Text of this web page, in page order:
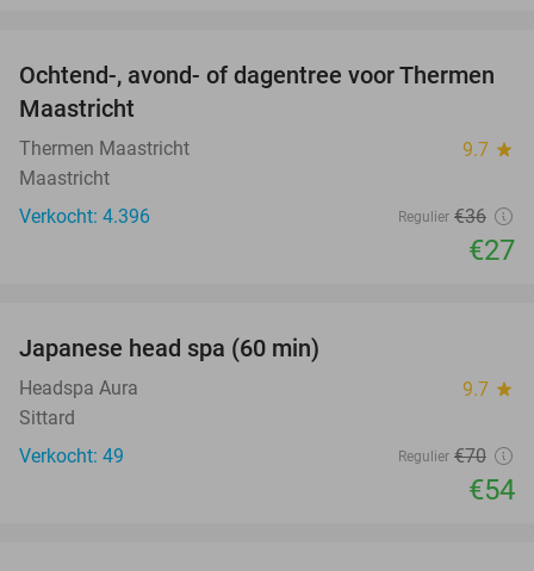
25%
Ochtend-, avond- of dagentree voor Thermen
Maastricht
Thermen Maastricht 9.7 star
Maastricht
Verkocht: 4.396
Regulier €36
€27
Japanese head spa (60 min)
Headspa Aura 9.7 star
Sittard
Verkocht: 49
Regulier €70
€54